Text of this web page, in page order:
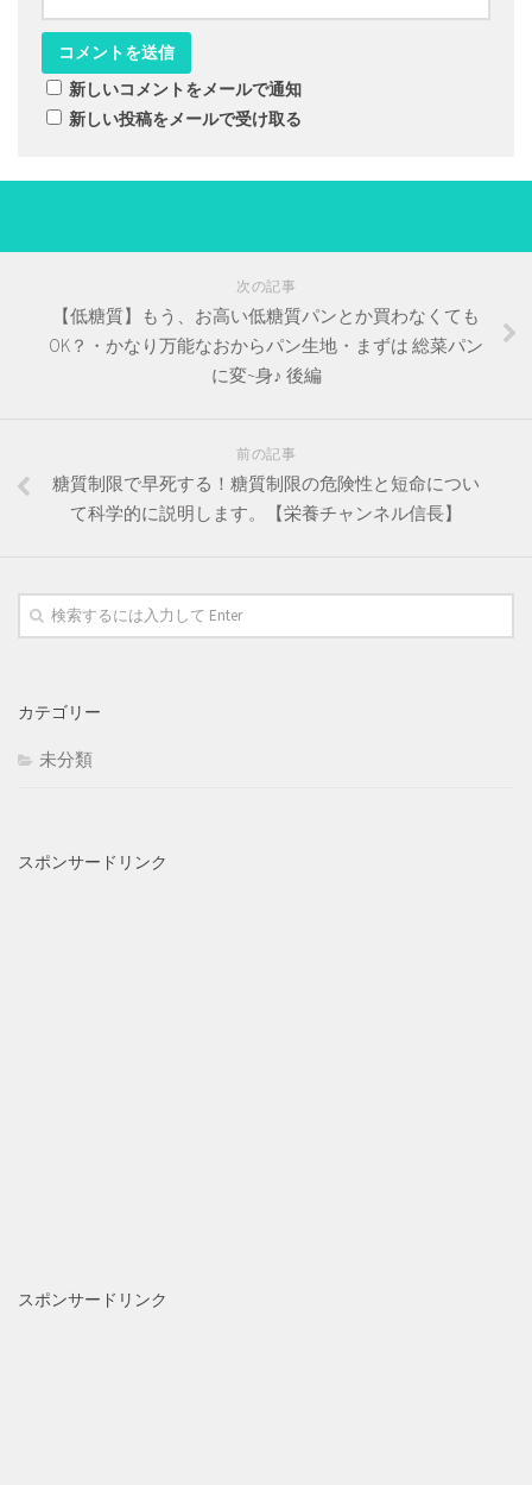
新しいコメントをメールで通知
新しい投稿をメールで受け取る
次の記事
【低糖質】もう、お高い低糖質パンとか買わなくても
OK？・かなり万能なおからパン生地・まずは 総菜パン
に変~身♪ 後編
前の記事
糖質制限で早死する！糖質制限の危険性と短命につい
て科学的に説明します。【栄養チャンネル信長】
カテゴリー
未分類
スポンサードリンク
スポンサードリンク